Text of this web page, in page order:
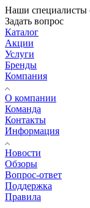
Наши специалисты
Задать вопрос
Каталог
Акции
Услуги
Бренды
Компания
О компании
Команда
Контакты
Информация
Новости
Обзоры
Вопрос-ответ
Поддержка
Правила